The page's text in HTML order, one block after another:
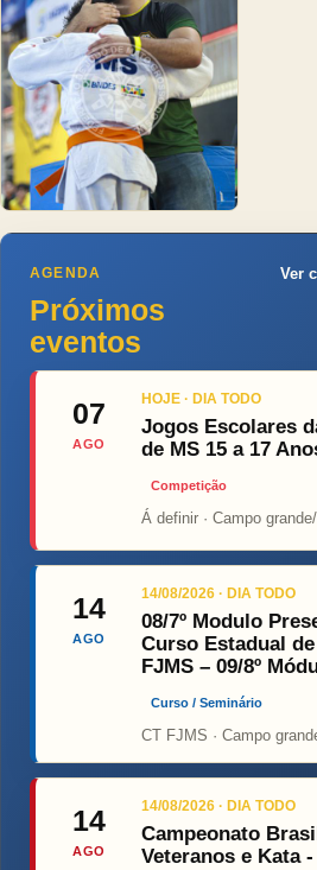
AGENDA
Próximos
eventos
Ver
07
AGO
HOJE · DIA TODO
Jogos Escolares
de MS 15 a 17
Competição
Á definir · Campo
14
AGO
14/08/2026 · DIA TODO
08/7º Modulo
Curso Estadual
FJMS – 09/8º
Curso / Seminário
CT FJMS · Campo
14
AGO
14/08/2026 · DIA TODO
Campeonato
Veteranos e Kata -